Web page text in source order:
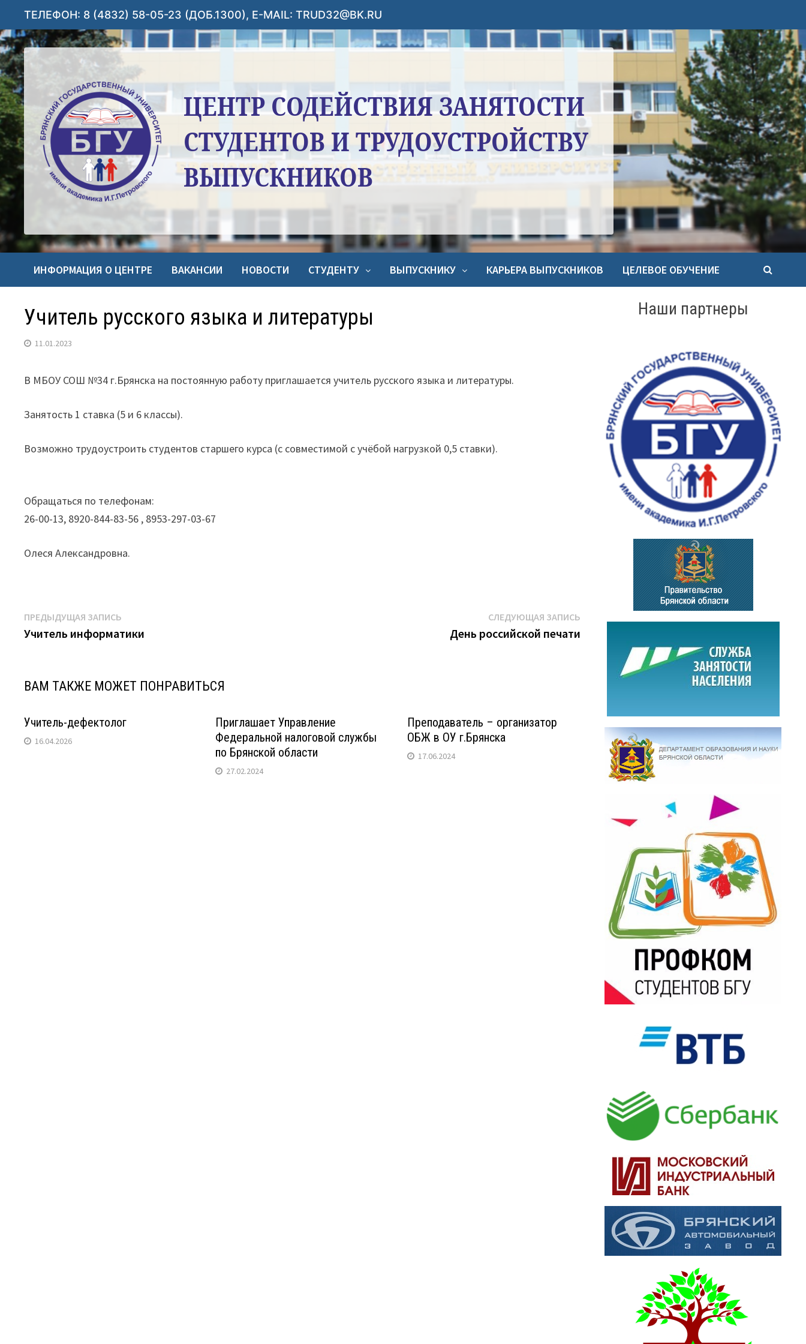
Перейти
содержимому
ТЕЛЕФОН: 8 (4832) 58-05-23 (ДОБ.1300), E-MAIL: TRUD32@BK.RU
ИНФОРМАЦИЯ О ЦЕНТРЕ ВАКАНСИИ НОВОСТИ СТУДЕНТУ ВЫПУСКНИКУ КАРЬЕРА ВЫПУСКНИКОВ ЦЕЛЕВОЕ ОБУЧЕНИЕ
Учитель русского языка и литературы
11.01.2023
В МБОУ СОШ №34 г.Брянска на постоянную работу приглашается учитель русского языка и литературы.
Занятость 1 ставка (5 и 6 классы).
Возможно трудоустроить студентов старшего курса (с совместимой с учёбой нагрузкой 0,5 ставки).
Обращаться по телефонам:
26-00-13, 8920-844-83-56 , 8953-297-03-67
Олеся Александровна.
Навигация
по
ПРЕДЫДУЩАЯ ЗАПИСЬ
запись:
Учитель информатики
СЛЕДУЮЩАЯ ЗАПИСЬСледующая
запись:
День российской печати
ВАМ ТАКЖЕ МОЖЕТ ПОНРАВИТЬСЯ
Учитель-дефектолог
16.04.2026
Приглашает Управление
Федеральной налоговой службы
по Брянской области
27.02.2024
Преподаватель – организатор
ОБЖ в ОУ г.Брянска
17.06.2024
Наши партнеры